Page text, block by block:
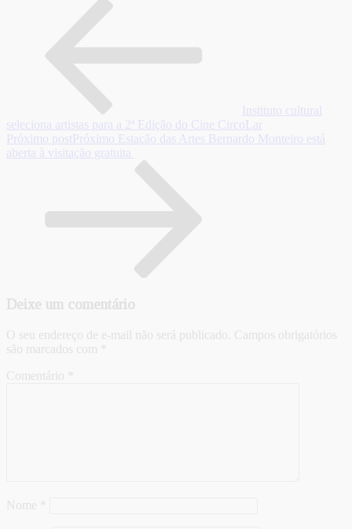
Instituto cultural
seleciona artistas para a 2ª Edição do Cine CircoLar
Próximo post Próximo Estação das Artes Bernardo Monteiro está
aberta à visitação gratuita
Deixe um comentário
O seu endereço de e-mail não será publicado. Campos obrigatórios
são marcados com
Comentário
Nome